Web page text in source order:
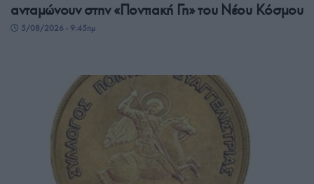
ανταμώνουν στην «Ποντιακή Γη» του Νέου Κόσμου
5/08/2026 - 9:45πμ